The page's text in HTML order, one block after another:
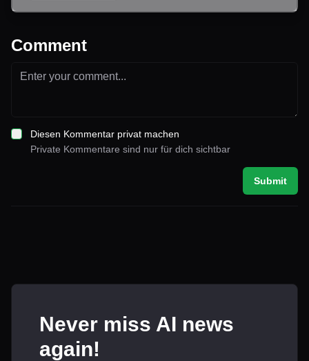
Comment
Diesen Kommentar privat machen
Private Kommentare sind nur für dich sichtbar
Submit
Never miss AI news
again!